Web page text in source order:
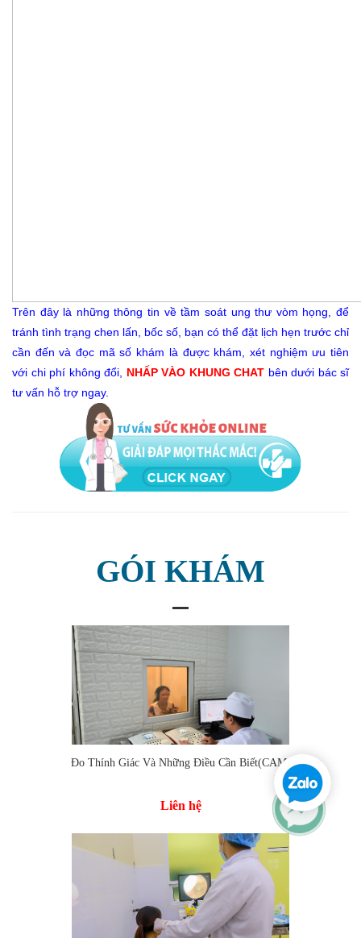
Trên đây là những thông tin về tầm soát ung thư vòm họng, để
tránh tình trạng chen lấn, bốc số, bạn có thể đặt lịch hẹn trước chỉ
cần đến và đọc mã số khám là được khám, xét nghiệm ưu tiên
với chi phí không đổi,
NHẤP VÀO KHUNG CHAT bên dưới bác sĩ
tư vấn hỗ trợ ngay.
GÓI KHÁM
Đo Thính Giác Và Những Điều Cần Biết(CAM)
Liên hệ